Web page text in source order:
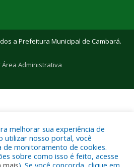
a Prefeitura Municipal de Cambará.
Área Administrativa
melhorar sua experiência de
utilizar nosso portal, você
de monitoramento de cookies.
sobre como isso é feito, acesse
mais). Se você concorda, clique em